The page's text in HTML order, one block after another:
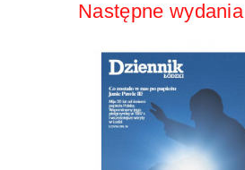
Następne wydania